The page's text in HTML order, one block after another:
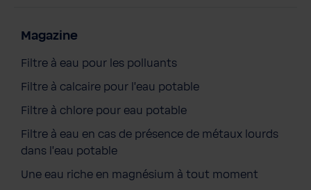
Magazine
Filtre à eau pour les polluants
Filtre à calcaire pour l'eau potable
Filtre à chlore pour eau potable
Filtre à eau en cas de présence de métaux lourds
dans l'eau potable
Une eau riche en magnésium à tout moment